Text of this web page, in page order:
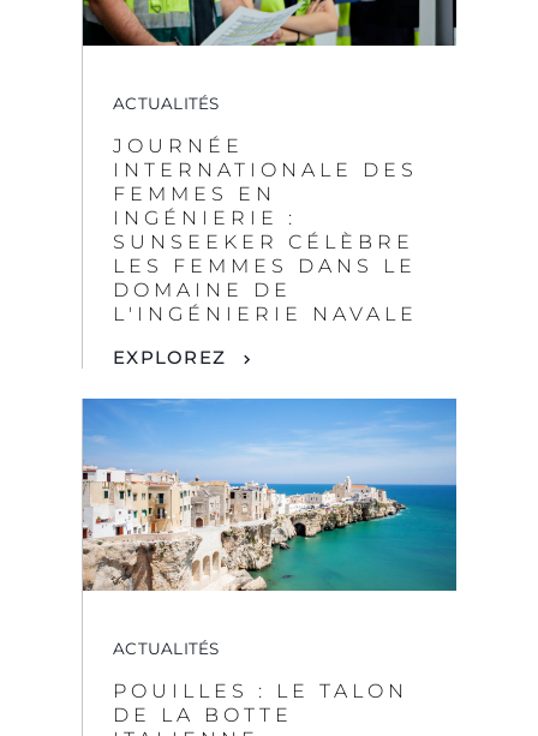
FEMMES EN
INGÉNIERIE :
DOMAINE DE
EXPLOREZ
ACTUALITÉS
POUILLES : LE TALON
DE LA BOTTE
ITALIENNE
EXPLOREZ